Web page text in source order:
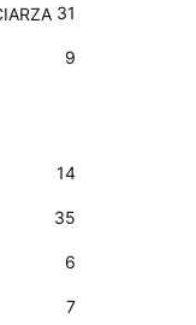
31
9
14
35
6
7